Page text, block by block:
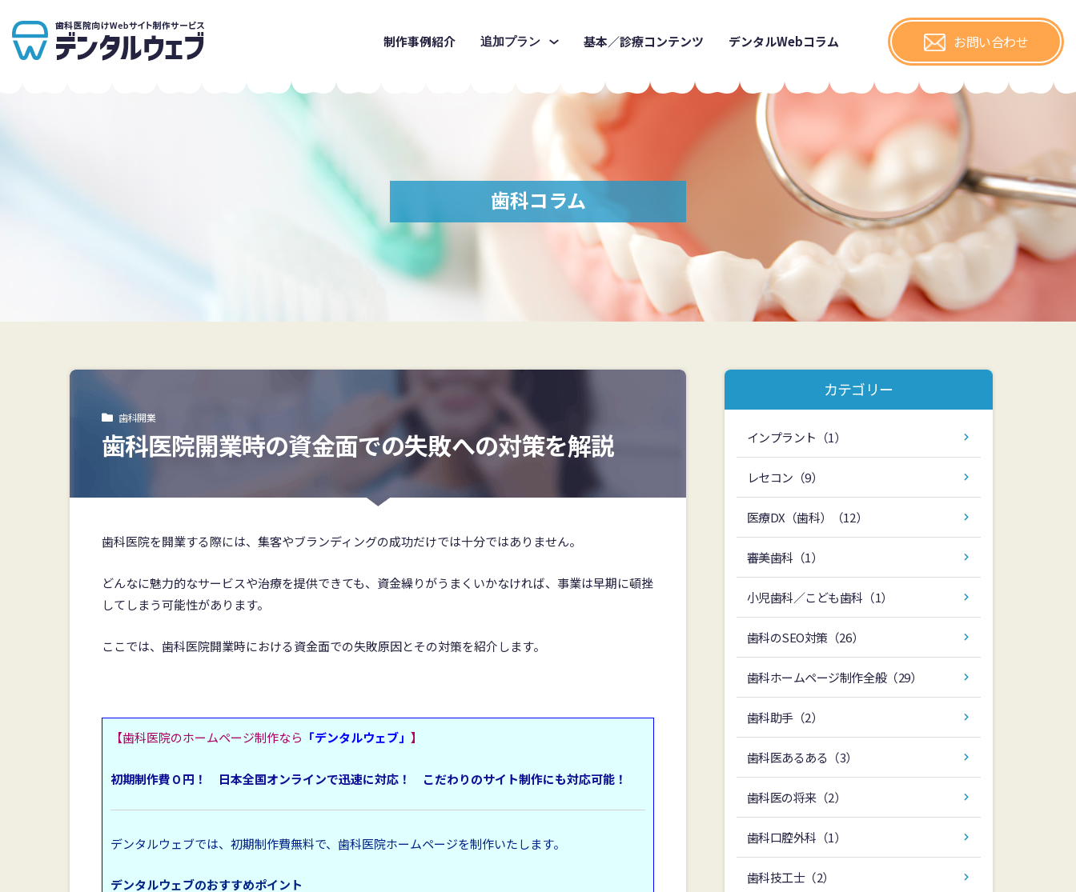
制作事例紹介 追加プラン 基本／診療コンテンツ デンタルWebコラム お問い合わせ
歯科コラム
歯科開業
歯科医院開業時の資金面での失敗への対策を解説
歯科医院を開業する際には、集客やブランディングの成功だけでは十分ではありません。
どんなに魅力的なサービスや治療を提供できても、資金繰りがうまくいかなければ、事業は早期に頓挫
してしまう可能性があります。
ここでは、歯科医院開業時における資金面での失敗原因とその対策を紹介します。
【歯科医院のホームページ制作なら 「デンタルウェブ」 】
初期制作費０円！ 日本全国オンラインで迅速に対応！ こだわりのサイト制作にも対応可能！
デンタルウェブでは、初期制作費無料で、歯科医院ホームページを制作いたします。
デンタルウェブのおすすめポイント
カテゴリー
インプラント （1）
レセコン （9）
医療DX（歯科） （12）
審美歯科 （1）
小児歯科／こども歯科 （1）
歯科のSEO対策 （26）
歯科ホームページ制作全般（29）
歯科助手（2）
歯科医あるある （3）
歯科医の将来（2）
歯科口腔外科 （1）
歯科技工士（2）